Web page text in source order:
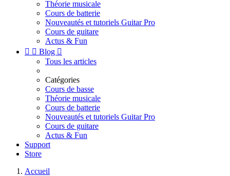
Théorie musicale
Cours de batterie
Nouveautés et tutoriels Guitar Pro
Cours de guitare
Actus & Fun
  Blog 
Tous les articles
Catégories
Cours de basse
Théorie musicale
Cours de batterie
Nouveautés et tutoriels Guitar Pro
Cours de guitare
Actus & Fun
Support
Store
Accueil